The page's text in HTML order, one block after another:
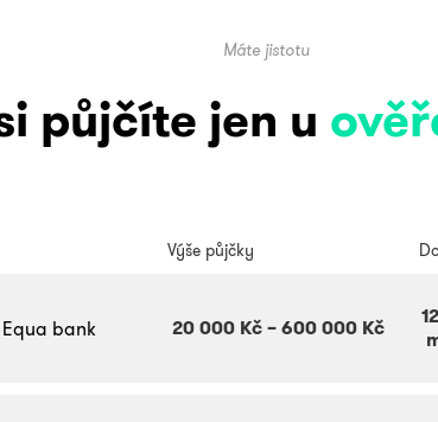
Máte jistotu
půjčíte jen u
Výše půjčky
bank 20 000 Kč – 600 000 Kč 12